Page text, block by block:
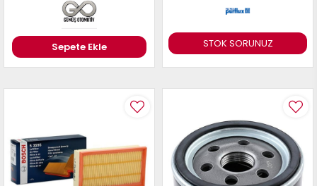
Sepete Ekle STOK SORUNUZ